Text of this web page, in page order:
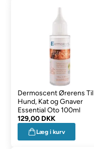
Dermoscent Ørerens Til
Hund, Kat og Gnaver
Essential Oto 100ml
129,00 DKK
Læg i kurv